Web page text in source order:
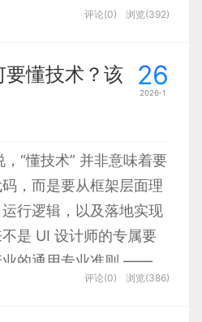
兴趣的同学可以自己去了解
简称为
心理学：精准契
，更承载着大众的心理联
中了 AI 产品最需要的两大
已深入人心：支付宝用蓝色
品牌以蓝色彰显专业严谨，
信任红利”，让用户从视觉
船上生活] 模块查看有哪些船
] 模块，先看他们的预约规
PDF查看预定的日期和价
房间。这里房型价格和热门
B、C三个价格档来对应热
评论(0) 浏览(392)
26
2026-1
懂技术？该
“懂技术” 并非意味着要
，而是要从框架层面理
行逻辑，以及落地实现
是 UI 设计师的专属要
业的通用专业准则 ——
决方案的策划，任何设计
评论(0) 浏览(386)